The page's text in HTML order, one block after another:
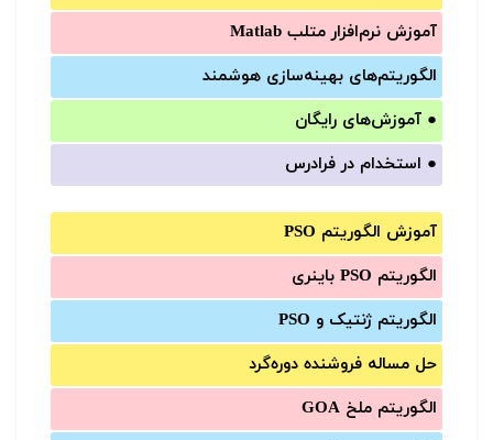
آموزش‌ نرم‌افزار متلب Matlab
الگوریتم‌های بهینه‌سازی هوشمند
● آموزش‌های رایگان
● استخدام در فرادرس
آموزش الگوریتم PSO
الگوریتم PSO باینری
الگوریتم ژنتیک و PSO
حل مساله فروشنده دوره‌گرد
الگوریتم ملخ GOA